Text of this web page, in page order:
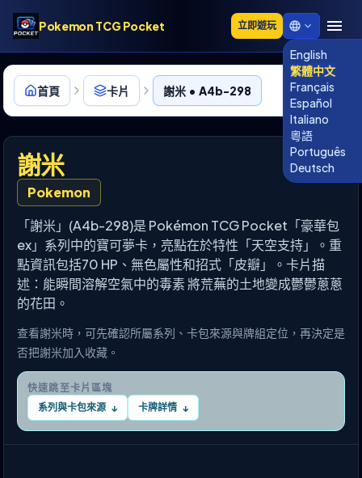
Pokemon TCG Pocket 立即遊玩
English
繁體中文
Français
Español
Italiano
粵語
Português
Deutsch
首頁 卡片 謝米 • A4b-298
謝米
Pokemon
「謝米」(A4b-298)是 Pokémon TCG Pocket「豪華包
ex」系列中的寶可夢卡，亮點在於特性「天空支持」。重
點資訊包括70 HP、無色屬性和招式「皮瓣」。卡片描
述：能瞬間溶解空氣中的毒素 將荒蕪的土地變成鬱鬱蔥蔥
的花田。
查看謝米時，可先確認所屬系列、卡包來源與牌組定位，再決定是
否把謝米加入收藏。
快速跳至卡片區塊
系列與卡包來源 ↓ 卡牌詳情 ↓